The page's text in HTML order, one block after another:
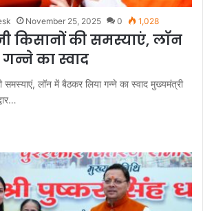
November 25, 2025 0 1,028
किसानों की समस्याएं, लॉन
का स्वाद
समस्याएं, लॉन में बैठकर लिया गन्ने का स्वाद मुख्यमंत्री